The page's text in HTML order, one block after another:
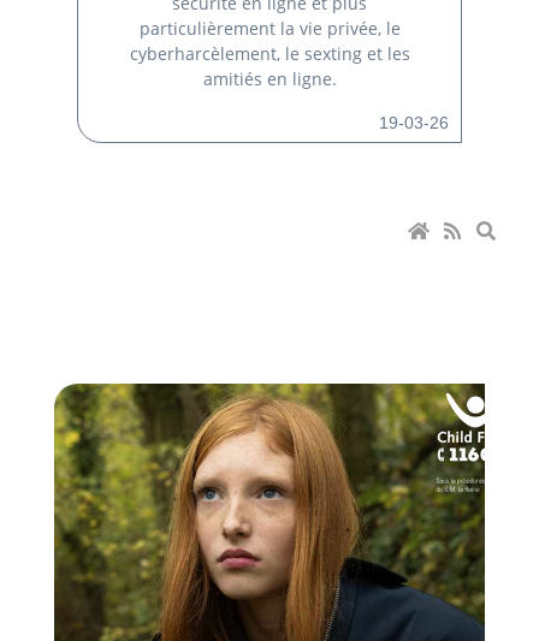
particulièrement la vie privée, le
cyberharcèlement, le sexting et les
amitiés en ligne.
19-03-26